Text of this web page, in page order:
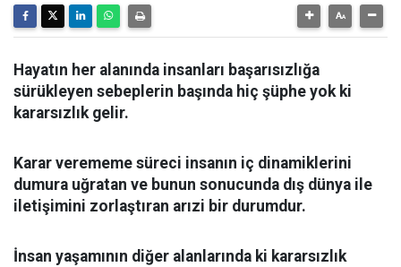
Hayatın her alanında insanları başarısızlığa
sürükleyen sebeplerin başında hiç şüphe yok ki
kararsızlık gelir.
Karar verememe süreci insanın iç dinamiklerini
dumura uğratan ve bunun sonucunda dış dünya ile
iletişimini zorlaştıran arızi bir durumdur.
İnsan yaşamının diğer alanlarında ki kararsızlık